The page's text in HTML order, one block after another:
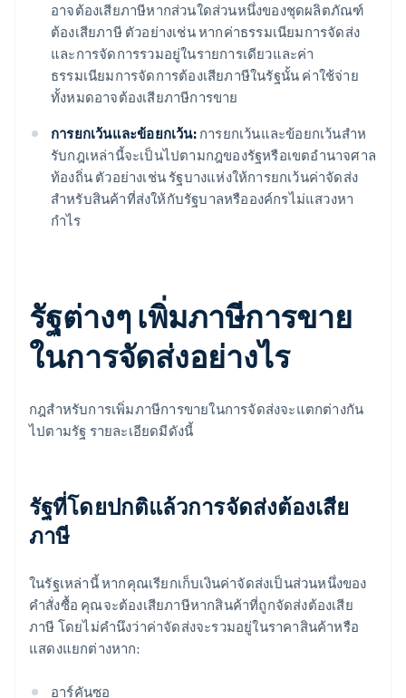
อาจต้องเสียภาษีหากส่วนใดส่วนหนึ่งของชุดผลิตภัณฑ์
ต้องเสียภาษี ตัวอย่างเช่น หากค่าธรรมเนียมการจัดส่ง
และการจัดการรวมอยู่ในรายการเดียวและค่า
ธรรมเนียมการจัดการต้องเสียภาษีในรัฐนั้น ค่าใช้จ่าย
ทั้งหมดอาจต้องเสียภาษีการขาย
การยกเว้นและข้อยกเว้น:การยกเว้นและข้อยกเว้นสําห
รับกฎเหล่านี้จะเป็นไปตามกฎของรัฐหรือเขตอํานาจศาล
ท้องถิ่น ตัวอย่างเช่น รัฐบางแห่งให้การยกเว้นค่าจัดส่ง
สำหรับสินค้าที่ส่งให้กับรัฐบาลหรือองค์กรไม่แสวงหา
กำไร
รัฐต่างๆ เพิ่มภาษีการขาย
ในการจัดส่งอย่างไร
กฎสําหรับการเพิ่มภาษีการขายในการจัดส่งจะแตกต่างกัน
ไปตามรัฐ รายละเอียดมีดังนี้
รัฐที่โดยปกติแล้วการจัดส่งต้องเสีย
ภาษี
ในรัฐเหล่านี้ หากคุณเรียกเก็บเงินค่าจัดส่งเป็นส่วนหนึ่งของ
คำสั่งซื้อ คุณจะต้องเสียภาษีหากสินค้าที่ถูกจัดส่งต้องเสีย
ภาษี โดยไม่คำนึงว่าค่าจัดส่งจะรวมอยู่ในราคาสินค้าหรือ
แสดงแยกต่างหาก:
อาร์คันซอ